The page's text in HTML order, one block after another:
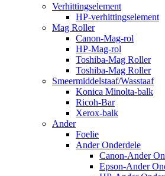
Verhittingselement
HP-verhittingselement
Mag Roller
Canon-Mag-rol
HP-Mag-rol
Toshiba-Mag Roller
Toshiba-Mag Roller
Smeermiddelstaaf/Wasstaaf
Konica Minolta-balk
Ricoh-Bar
Xerox-balk
Ander
Foelie
Ander Onderdele
Canon-Ander
Epson-Ander